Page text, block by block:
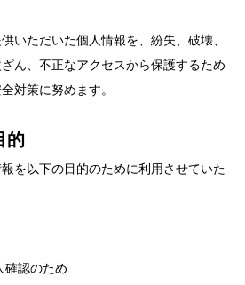
いただいた個人情報を、紛失、破壊、
ん、不正なアクセスから保護するため
対策に努めます。
的
を以下の目的のために利用させていた
確認のため